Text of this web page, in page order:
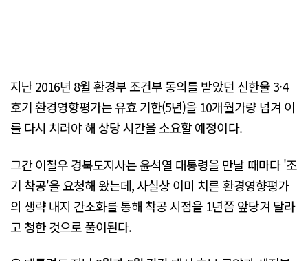
지난 2016년 8월 환경부 조건부 동의를 받았던 신한울 3·4
호기 환경영향평가는 유효 기한(5년)을 10개월가량 넘겨 이
를 다시 치러야 해 상당 시간을 소요할 예정이다.
그간 이철우 경북도지사는 윤석열 대통령을 만날 때마다 '조
기 착공'을 요청해 왔는데, 사실상 이미 치른 환경영향평가
의 생략 내지 간소화를 통해 착공 시점을 1년쯤 앞당겨 달라
고 청한 것으로 풀이된다.